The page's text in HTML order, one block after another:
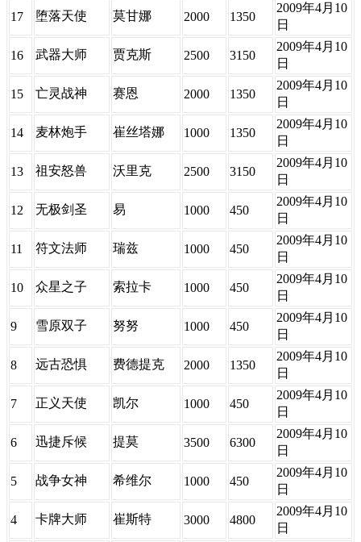
17 堕落天使 莫甘娜 2000 1350
2009年4月10
日
16 武器大师 贾克斯 2500 3150
2009年4月10
日
15 亡灵战神 赛恩 2000 1350
2009年4月10
日
14 麦林炮手 崔丝塔娜 1000 1350
2009年4月10
日
13 祖安怒兽 沃里克 2500 3150
2009年4月10
日
12 无极剑圣 易 1000 450
2009年4月10
日
11 符文法师 瑞兹 1000 450
2009年4月10
日
10 众星之子 索拉卡 1000 450
2009年4月10
日
9 雪原双子 努努 1000 450
2009年4月10
日
8 远古恐惧 费德提克 2000 1350
2009年4月10
日
7 正义天使 凯尔 1000 450
2009年4月10
日
6 迅捷斥候 提莫 3500 6300
2009年4月10
日
5 战争女神 希维尔 1000 450
2009年4月10
日
4 卡牌大师 崔斯特 3000 4800
2009年4月10
日